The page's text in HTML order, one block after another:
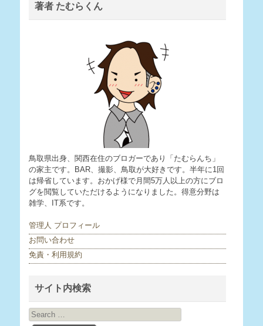
著者 たむらくん
鳥取県出身、関西在住のブロガーであり「たむらんち」
の家主です。BAR、撮影、鳥取が大好きです。半年に1回
は帰省しています。おかげ様で月間5万人以上の方にブロ
グを閲覧していただけるようになりました。得意分野は
雑学、IT系です。
管理人 プロフィール
お問い合わせ
免責・利用規約
サイト内検索
Search
for: